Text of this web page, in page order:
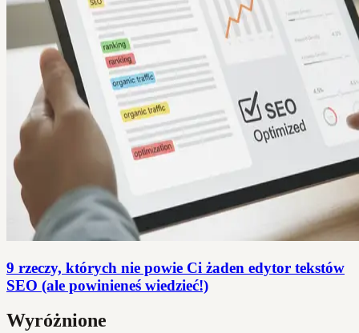
9 rzeczy, których nie powie Ci żaden edytor tekstów
SEO (ale powinieneś wiedzieć!)
Wyróżnione